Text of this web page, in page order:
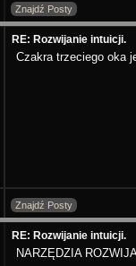
Znajdź Posty
RE: Rozwijanie intuicji.
Czakra trzeciego oka
Znajdź Posty
RE: Rozwijanie intuicji.
NARZĘDZIA